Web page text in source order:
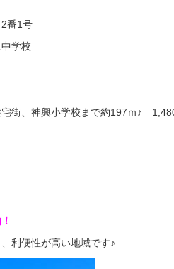
番1号
学校
宅街、神興小学校まで約197ｍ♪
利便性が高い地域です♪